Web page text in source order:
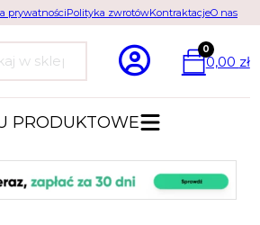
prywatnościPolityka zwrotówKontraktacjeO nas
0
0,00 zł
PRODUKTOWE